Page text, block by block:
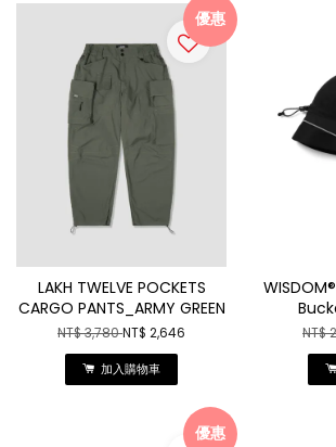
優惠
LAKH TWELVE POCKETS
CARGO PANTS_ARMY GREEN
NT$ 3,780NT$ 2,646
加入購物車
NT$
優惠